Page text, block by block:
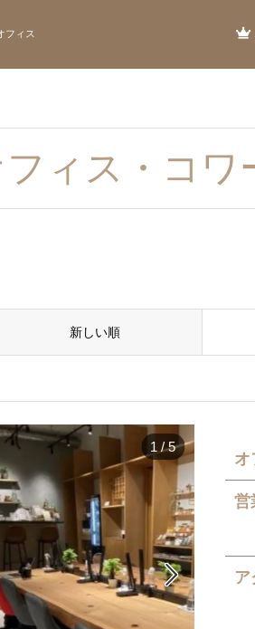
フィス
ィス・コ
新しい順

1 /5
オ
営
ア